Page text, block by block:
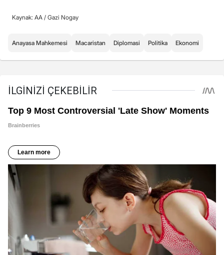
Kaynak: AA / Gazi Nogay
Anayasa Mahkemesi Macaristan Diplomasi Politika Ekonomi